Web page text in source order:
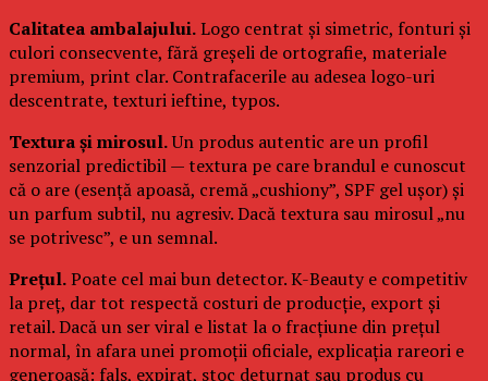
Calitatea ambalajului.Logo centrat și simetric, fonturi și
culori consecvente, fără greșeli de ortografie, materiale
premium, print clar. Contrafacerile au adesea logo-uri
descentrate, texturi ieftine, typos.
Textura și mirosul.Un produs autentic are un profil
senzorial predictibil — textura pe care brandul e cunoscut
că o are (esență apoasă, cremă „cushiony”, SPF gel ușor) și
un parfum subtil, nu agresiv. Dacă textura sau mirosul „nu
se potrivesc”, e un semnal.
Prețul.Poate cel mai bun detector. K-Beauty e competitiv
la preț, dar tot respectă costuri de producție, export și
retail. Dacă un ser viral e listat la o fracțiune din prețul
normal, în afara unei promoții oficiale, explicația rareori e
generoasă: fals, expirat, stoc deturnat sau produs cu